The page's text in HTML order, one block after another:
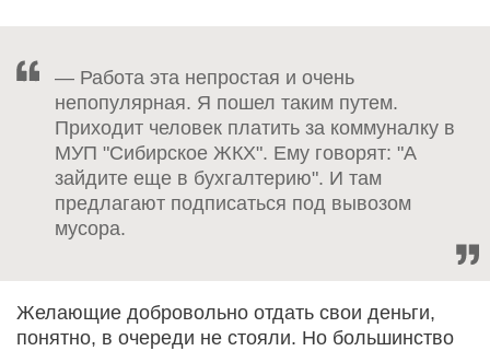
— Работа эта непростая и очень
непопулярная. Я пошел таким путем.
Приходит человек платить за коммуналку в
МУП "Сибирское ЖКХ". Ему говорят: "А
зайдите еще в бухгалтерию". И там
предлагают подписаться под вывозом
мусора.
Желающие добровольно отдать свои деньги,
понятно, в очереди не стояли. Но большинство